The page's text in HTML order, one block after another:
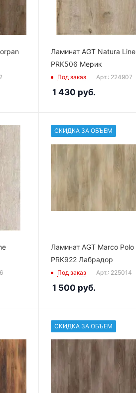
Ламинат AGT Natura Line
PRK506 Мерик
Под заказ Арт.: 224907
1 430 руб.
СКИДКА ЗА ОБЪЕМ
Ламинат AGT Marco Polo
PRK922 Лабрадор
Под заказ Арт.: 225014
1 500 руб.
СКИДКА ЗА ОБЪЕМ